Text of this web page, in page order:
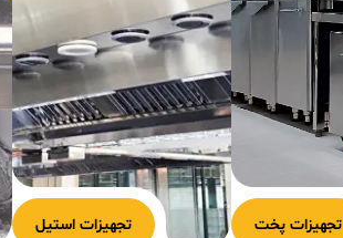
تجهیزات پخت تجهیزات استیل